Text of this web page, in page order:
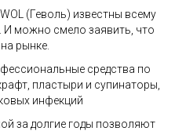
(Геволь) известны всему
И можно смело заявить, что
рынке.
средства по
пластыри и супинаторы,
инфекций
за долгие годы позволяют